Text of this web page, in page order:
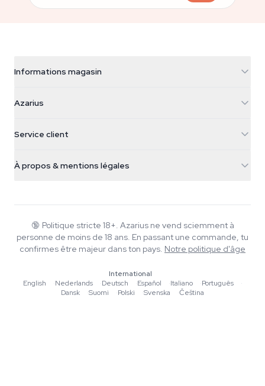
Informations magasin
Galvaniweg 11
Nederland
+31(0)204897914
Azarius
Smokeshop
Service client
Politique de confidentialité
À propos & mentions légales
Wiki
Musique
Normes éditoriales
Outils & Calculateurs
🔞 Politique stricte 18+. Azarius ne vend sciemment à
personne de moins de 18 ans. En passant une commande, tu
confirmes être majeur dans ton pays. Notre politique d'âge
International
English
·Nederlands ·Deutsch ·Español ·Italiano ·Português
·
Dansk
·Suomi ·Polski ·Svenska ·Čeština